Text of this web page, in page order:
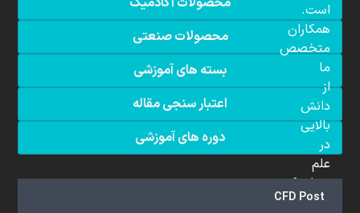
محصولات صنعتی
بسته های آموزشی
اعتبار سنجی مقاله
دوره های آموزشی
CFD Post
است.
همکاران
متخصص
ما
از
دانش
بالایی
در
علم
دینامیک
سیالات